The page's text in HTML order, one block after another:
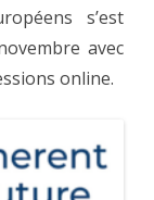
s’est
avec
online.